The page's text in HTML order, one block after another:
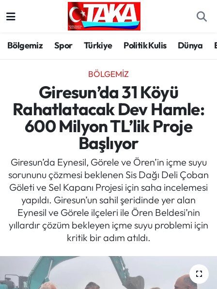
Bölgemiz Spor Türkiye Politik Kulis Dünya
BÖLGEMIZ
Giresun’da 31 Köyü
Rahatlatacak Dev Hamle:
600 Milyon TL’lik Proje
Başlıyor
Giresun’da Eynesil, Görele ve Ören’in içme suyu
sorununu çözmesi beklenen Sis Dağı Deli Çoban
Göleti ve Sel Kapanı Projesi için saha incelemesi
yapıldı. Giresun’un sahil şeridinde yer alan
Eynesil ve Görele ilçeleri ile Ören Beldesi’nin
yıllardır çözüm bekleyen içme suyu problemi için
kritik bir adım atıldı.
Spor
Türkiye
Kültür/Sanat
Politika
Politik Kulis
Dünya
Magazin
Mektup Galeri
Röportaj
Manşet
Trabzon Hava Durumu
Trabzon Trafik Yoğunluk Haritası
Süper Lig Puan Durumu ve Fikstür
Tüm Manşetler
Son Dakika Haberleri
Haber Arşivi